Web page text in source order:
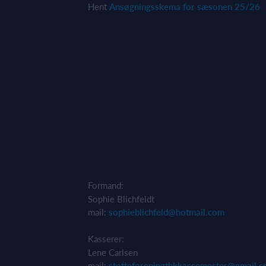
Hent Ansøgningsskema for sæsonen 25/26
Formand:
Sophie Blichfeldt
mail: sophieblichfeld@hotmail.com
Kasserer:
Lene Carlsen